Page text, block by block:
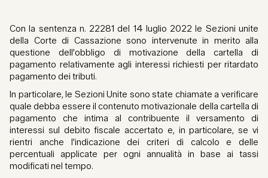
Con la sentenza n. 22281 del 14 luglio 2022 le Sezioni unite
della Corte di Cassazione sono intervenute in merito alla
questione dell'obbligo di motivazione della cartella di
pagamento relativamente agli interessi richiesti per ritardato
pagamento dei tributi.
In particolare, le Sezioni Unite sono state chiamate a verificare
quale debba essere il contenuto motivazionale della cartella di
pagamento che intima al contribuente il versamento di
interessi sul debito fiscale accertato e, in particolare, se vi
rientri anche l'indicazione dei criteri di calcolo e delle
percentuali applicate per ogni annualità in base ai tassi
modificati nel tempo.